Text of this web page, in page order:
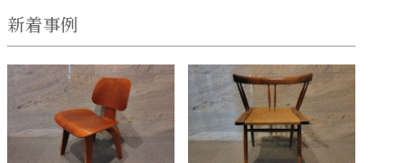
新着事例